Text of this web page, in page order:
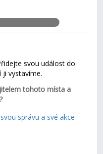
svou událost do
ji vystavíme.
tohoto místa a
správu a své akce